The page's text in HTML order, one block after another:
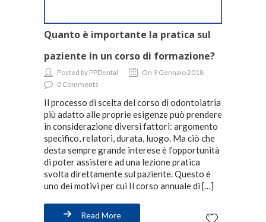
Quanto è importante la pratica sul
paziente in un corso di formazione?
Posted by PPDental
On 9 Gennaio 2018
0 Comments
Il processo di scelta del corso di odontoiatria
più adatto alle proprie esigenze può prendere
in considerazione diversi fattori: argomento
specifico, relatori, durata, luogo. Ma ciò che
desta sempre grande interese è l’opportunità
di poter assistere ad una lezione pratica
svolta direttamente sul paziente. Questo è
uno dei motivi per cui Il corso annuale di […]
Read More